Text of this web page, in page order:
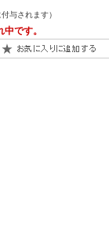
与されます）
です。